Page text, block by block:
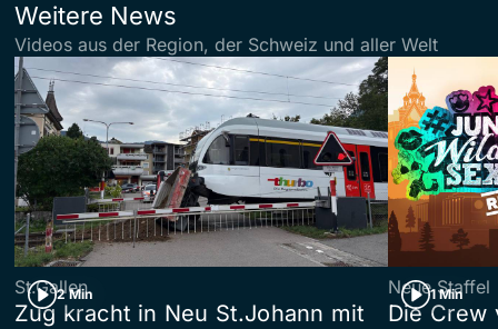
Weitere News
Videos aus der Region, der Schweiz und aller Welt
2 Min
St.Gallen
Zug kracht in Neu St.Johann mit
1 Min
Neue Staffel
Die Crew